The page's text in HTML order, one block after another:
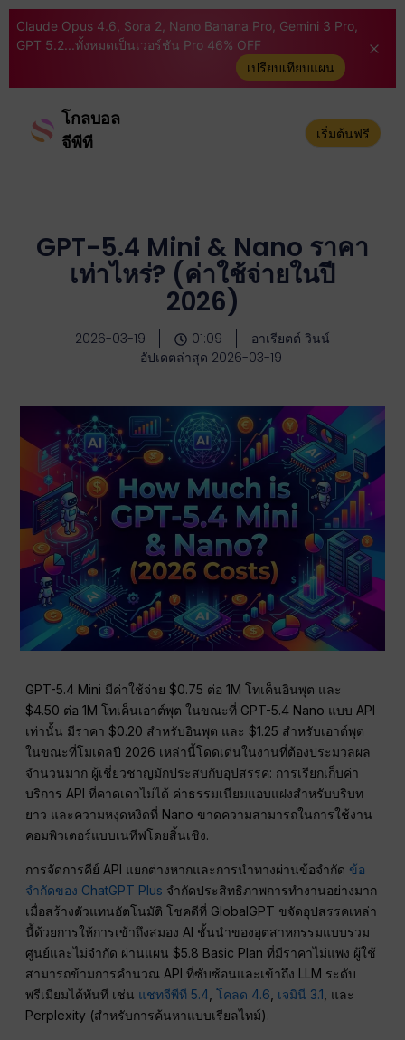
Claude Opus 4.6, Sora 2, Nano Banana Pro, Gemini 3 Pro,
GPT 5.2...ทั้งหมดเป็นเวอร์ชัน Pro 46% OFF
เปรียบเทียบแผน
โกลบอล
จีพีที
เริ่มต้นฟรี
GPT-5.4 Mini & Nano ราคา
เท่าไหร่? (ค่าใช้จ่ายในปี
2026)
2026-03-19 01:09
อาเรียตต์ วินน์
อัปเดตล่าสุด 2026-03-19
GPT-5.4 Mini มีค่าใช้จ่าย $0.75 ต่อ 1M โทเค็นอินพุต และ
$4.50 ต่อ 1M โทเค็นเอาต์พุต ในขณะที่ GPT-5.4 Nano แบบ API
เท่านั้น มีราคา $0.20 สำหรับอินพุต และ $1.25 สำหรับเอาต์พุต
ในขณะที่โมเดลปี 2026 เหล่านี้โดดเด่นในงานที่ต้องประมวลผล
จำนวนมาก ผู้เชี่ยวชาญมักประสบกับอุปสรรค: การเรียกเก็บค่า
บริการ API ที่คาดเดาไม่ได้ ค่าธรรมเนียมแอบแฝงสำหรับบริบท
ยาว และความหงุดหงิดที่ Nano ขาดความสามารถในการใช้งาน
คอมพิวเตอร์แบบเนทีฟโดยสิ้นเชิง.
การจัดการคีย์ API แยกต่างหากและการนำทางผ่านข้อจำกัด ข้อ
จำกัดของ ChatGPT Plus จำกัดประสิทธิภาพการทำงานอย่างมาก
เมื่อสร้างตัวแทนอัตโนมัติ โชคดีที่ GlobalGPT ขจัดอุปสรรคเหล่า
นี้ด้วยการให้การเข้าถึงสมอง AI ชั้นนำของอุตสาหกรรมแบบรวม
ศูนย์และไม่จำกัด ผ่านแผน $5.8 Basic Plan ที่มีราคาไม่แพง ผู้ใช้
สามารถข้ามการคำนวณ API ที่ซับซ้อนและเข้าถึง LLM ระดับ
พรีเมียมได้ทันที เช่น แชทจีพีที 5.4 ,โคลด 4.6 เจมินี 3.1 , และ
Perplexity (สำหรับการค้นหาแบบเรียลไทม์).